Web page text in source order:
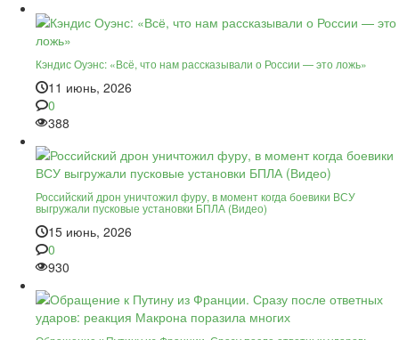
Кэндис Оуэнс: «Всё, что нам рассказывали о России — это ложь»
11 июнь, 2026
0
388
Российский дрон уничтожил фуру, в момент когда боевики ВСУ
выгружали пусковые установки БПЛА (Видео)
15 июнь, 2026
0
930